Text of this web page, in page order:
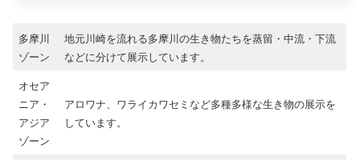
多摩川
ゾーン
地元川崎を流れる多摩川の生き物たちを蒸留・中流・下流
などに分けて展示しています。
オセア
ニア・
アジア
ゾーン
アロワナ、ワライカワセミなど多種多様な生き物の展示を
しています。